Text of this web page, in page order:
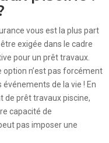
vous est la plus part
exigée dans le cadre
pour un prêt travaux.
option n’est pas forcément
de la vie ! En
de prêt travaux piscine,
capacité de
pas imposer une